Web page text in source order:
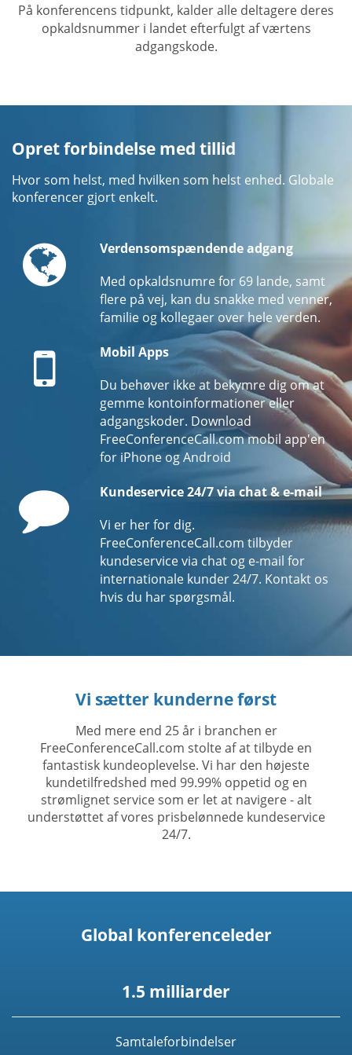
På konferencens tidpunkt, kalder alle deltagere deres
opkaldsnummer i landet efterfulgt af værtens
adgangskode.
Opret forbindelse med tillid
Hvor som helst, med hvilken som helst enhed. Globale
konferencer gjort enkelt.
GlobeVerdensomspændende adgang
Med opkaldsnumre for 69 lande, samt
flere på vej, kan du snakke med venner,
familie og kollegaer over hele verden.
Mobile
Mobil Apps
Du behøver ikke at bekymre dig om at
gemme kontoinformationer eller
adgangskoder. Download
FreeConferenceCall.com mobil app'en
for iPhone og Android
CommentKundeservice 24/7 via chat & e-mail
Vi er her for dig.
FreeConferenceCall.com tilbyder
kundeservice via chat og e-mail for
internationale kunder 24/7. Kontakt os
hvis du har spørgsmål.
Vi sætter kunderne først
Med mere end 25 år i branchen er
FreeConferenceCall.com stolte af at tilbyde en
fantastisk kundeoplevelse. Vi har den højeste
kundetilfredshed med 99.99% oppetid og en
strømlignet service som er let at navigere - alt
understøttet af vores prisbelønnede kundeservice
24/7.
Global konferenceleder
1.5 milliarder
Samtaleforbindelser